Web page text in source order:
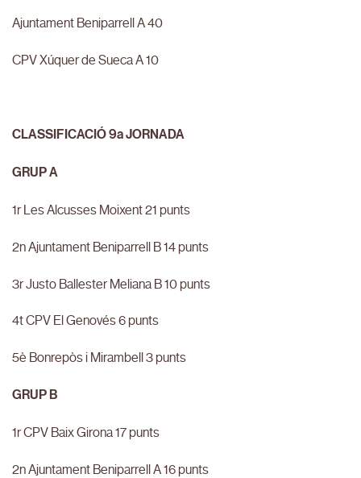
Ajuntament Beniparrell A 40
CPV Xúquer de Sueca A 10
CLASSIFICACIÓ 9a JORNADA
GRUP A
1r Les Alcusses Moixent 21 punts
2n Ajuntament Beniparrell B 14 punts
3r Justo Ballester Meliana B 10 punts
4t CPV El Genovés 6 punts
5è Bonrepòs i Mirambell 3 punts
GRUP B
1r CPV Baix Girona 17 punts
2n Ajuntament Beniparrell A 16 punts